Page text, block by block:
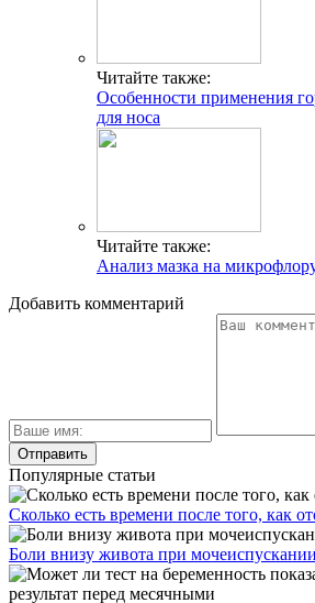
Читайте также:
Особенности применения
для носа
Читайте также:
Анализ мазка на
Добавить комментарий
Популярные статьи
Сколько есть времени после того, как
Боли внизу живота при